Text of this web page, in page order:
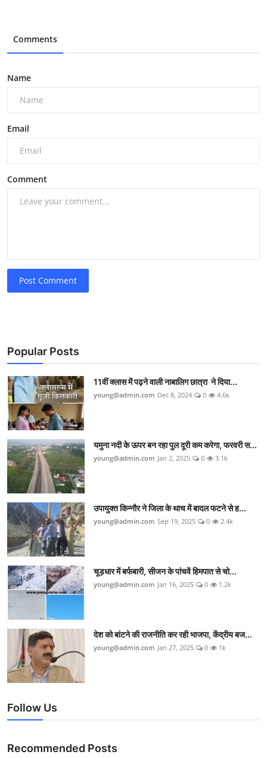
Comments
Name
Email
Comment
Post Comment
Popular Posts
11वीं क्लास में पढ़ने वाली नाबालिग छात्रा ने दिया...
young@admin.com Dec 8, 2024 0 4.6k
यमुना नदी के ऊपर बन रहा पुल दूरी कम करेगा, फरवरी स...
young@admin.com Jan 2, 2025 0 3.1k
उपायुक्त किन्नौर ने जिला के थाच में बादल फटने से ह...
young@admin.com Sep 19, 2025 0 2.4k
चूड़धार में बर्फबारी, सीजन के पांचवें हिमपात से चो...
young@admin.com Jan 16, 2025 0 1.2k
देश को बांटने की राजनीति कर रही भाजपा, केंद्रीय बज...
young@admin.com Jan 27, 2025 0 1k
Follow Us
Recommended Posts